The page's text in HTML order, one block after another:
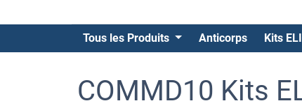
Tous les Produits Anticorps Kits
COMMD10 Kits